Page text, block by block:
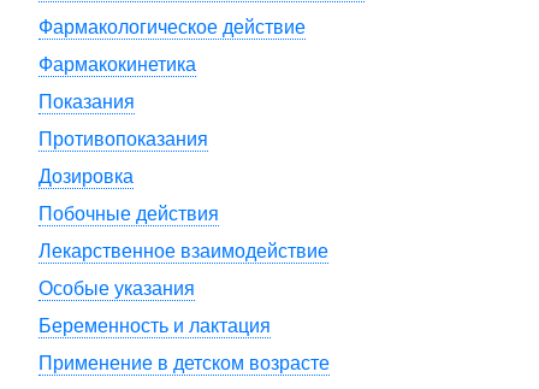
Фармакологическое действие
Фармакокинетика
Показания
Противопоказания
Дозировка
Побочные действия
Лекарственное взаимодействие
Особые указания
Беременность и лактация
Применение в детском возрасте